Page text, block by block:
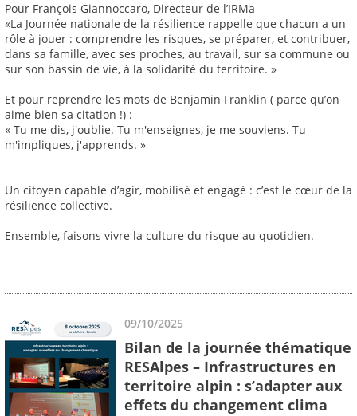
Pour François Giannoccaro, Directeur de l’IRMa
«La Journée nationale de la résilience rappelle que chacun a un
rôle à jouer : comprendre les risques, se préparer, et contribuer,
dans sa famille, avec ses proches, au travail, sur sa commune ou
sur son bassin de vie, à la solidarité du territoire. »
Et pour reprendre les mots de Benjamin Franklin ( parce qu’on
aime bien sa citation !) :
« Tu me dis, j'oublie. Tu m'enseignes, je me souviens. Tu
m'impliques, j'apprends. »
Un citoyen capable d’agir, mobilisé et engagé : c’est le cœur de la
résilience collective.
Ensemble, faisons vivre la culture du risque au quotidien.
09/10/2025
Bilan de la journée thématique
RESAlpes – Infrastructures en
territoire alpin : s’adapter aux
effets du changement clima